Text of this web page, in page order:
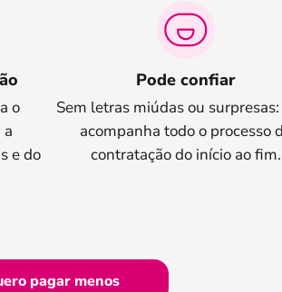
o
a
e do
Pode confiar
Sem letras miúdas ou
acompanha todo o processo
contratação do início ao fim.
pagar menos